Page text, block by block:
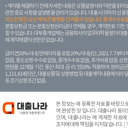
계약을 체결하기 전에 자세한 내용은 상품설명서와 약관을 읽어
관한 중요 사항을 설명받을 권리가 있습니다. 대 출 시 귀하의 신
과도한 빚은 당신 에게 큰 불행을 안겨줄 수 있습니다. 중개수수료
분할상환금 또는 분할상환원리금이 연체될 경우, 계약만료 기한
할 수 있습니다. 대부중개업체는 금융회사의 업무위탁을 받아 대
제 계약체결의 권한은 없습니다.
금리 연20% 이내 (연체이자율 포함 20% 이내) (단, 2021. 7. 7부
없음, 중도상환 수수료 없음, 중개수수료 없음, 추가비용 없음. 상
만원을 12개월 기간 동안 최대 금 리 연20% 적용하여 원리금
1,111,614원 (단, 대출상품 및 상환방법 등 대출계약 내용에 따라
등 조기상환조건 없음.
본 정보는에 등록한 자료를 바탕으
여 완성한 것 입니다. 대출나라 동
으며, 대출나라는 에 게재한 자료
조치에대해 책임을 지지않습니다. [